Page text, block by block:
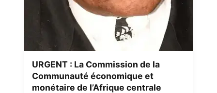
URGENT : La Commission de la
Communauté économique et
monétaire de l’Afrique centrale